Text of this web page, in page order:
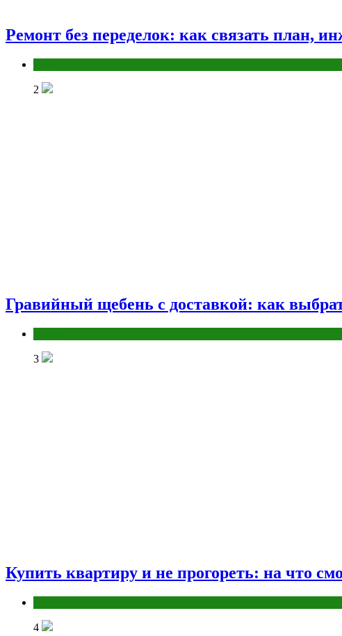
Ремонт без переделок: как связать план,
2
Гравийный щебень с доставкой: как
3
Купить квартиру и не прогореть: на что
4